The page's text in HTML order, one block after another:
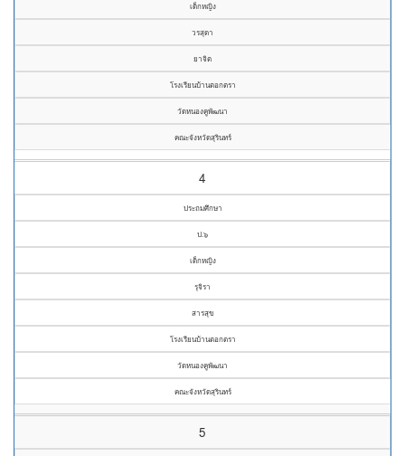
เด็กหญิง
วรสุดา
ยาจิต
โรงเรียนบ้านตอกตรา
วัดหนองคูพัฒนา
คณะจังหวัดสุรินทร์
4
ประถมศึกษา
ป.๖
เด็กหญิง
รุจิรา
สารสุข
โรงเรียนบ้านตอกตรา
วัดหนองคูพัฒนา
คณะจังหวัดสุรินทร์
5